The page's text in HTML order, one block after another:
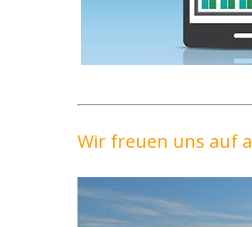
Wir freuen uns auf